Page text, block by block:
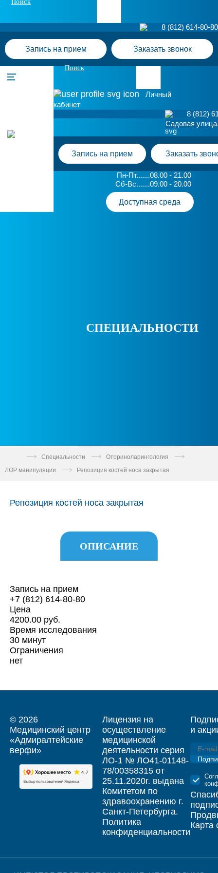
Поиск
8 (812) 614-80-80
Запись на прием Заказать звонок
Поиск
Личный
кабинет
8 (812)
Садовая
Запись на прием Заказать
Пн-Пт.......08.00 - 21.00
Сб-Вс.......09.00 - 20.00
Доступная среда
СПЕЦИАЛЬНОСТИ
Специальности
Оториноларингология
ЛОР манипуляции
Репозиция костей носа закрытая
Репозиция костей носа закрытая
ОПИСАНИЕ
Запись на прием
+7 (812) 614-80-80
Цена
4200.00 руб.
Время исследования
30 минут
Ограничения
нет
© 2026
Медицинский центр
«Адмиралтейские
верфи»
Лицензия на
осуществление
медицинской
деятельности серия
ЛО-1 № ЛО41-01148-
78/00358315 от
25.11.2020г. выдана
Комитетом по
здравоохранению г.
Санкт-Петербурга.
Политика
конфиденциальности
и
Карта